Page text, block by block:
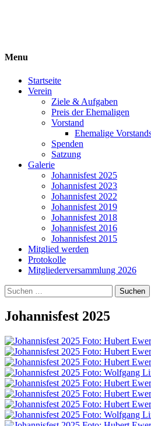
Menu
Startseite
Verein
Ziele & Aufgaben
Preis der Ehemaligen
Vorstand
Ehemalige
Spenden
Satzung
Galerie
Johannisfest 2025
Johannisfest 2023
Johannisfest 2022
Johannisfest 2019
Johannisfest 2018
Johannisfest 2016
Johannisfest 2015
Mitglied werden
Protokolle
Mitgliederversammlung 2026
Suchen
nach:
Johannisfest 2025